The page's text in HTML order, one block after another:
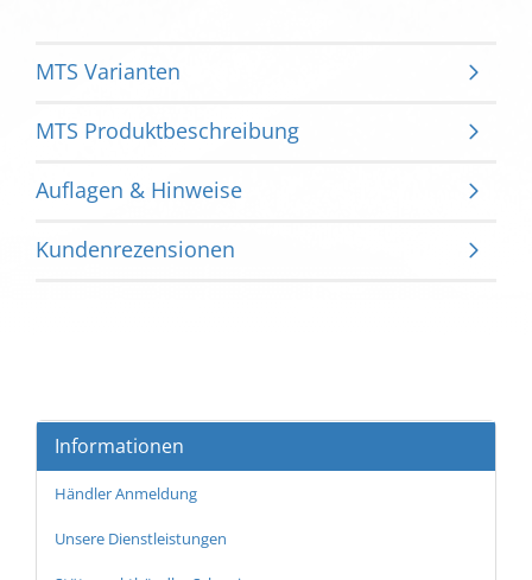
MTS Varianten
MTS Produktbeschreibung
Auflagen & Hinweise
Kundenrezensionen
Informationen
Händler Anmeldung
Unsere Dienstleistungen